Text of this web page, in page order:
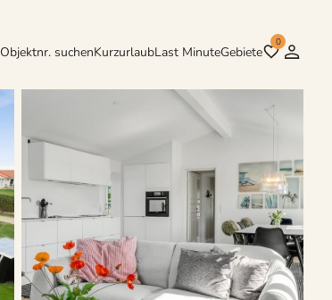
Objektnr. suchenKurzurlaubLast MinuteGebiete
0